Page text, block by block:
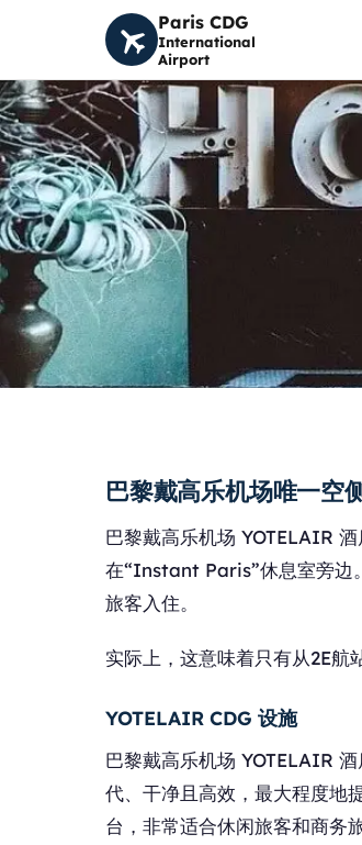
Paris CDG
International
Airport
巴黎戴高乐机场唯一空
巴黎戴高乐机场 YOTELAIR
在“Instant Paris”休息室旁边
旅客入住。
实际上，这意味着只有从2E航
YOTELAIR CDG 设施
巴黎戴高乐机场 YOTELAIR
代、干净且高效，最大程度地
台，非常适合休闲旅客和商务旅